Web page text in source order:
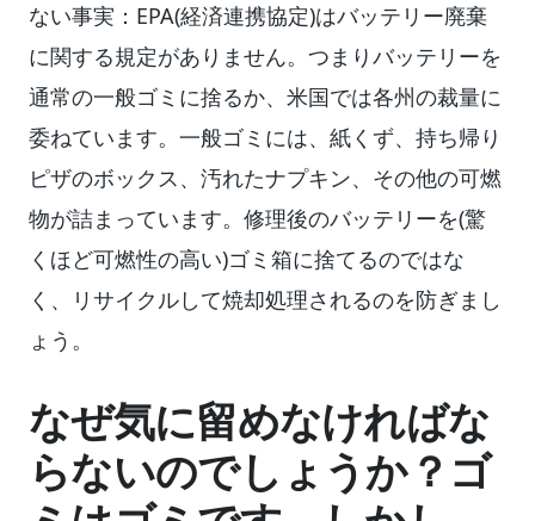
ない事実：EPA(経済連携協定)はバッテリー廃棄
に関する規定がありません。つまりバッテリーを
通常の一般ゴミに捨るか、米国では各州の裁量に
委ねています。一般ゴミには、紙くず、持ち帰り
ピザのボックス、汚れたナプキン、その他の可燃
物が詰まっています。修理後のバッテリーを(驚
くほど可燃性の高い)ゴミ箱に捨てるのではな
く、リサイクルして焼却処理されるのを防ぎまし
ょう。
なぜ気に留めなければな
らないのでしょうか？ゴ